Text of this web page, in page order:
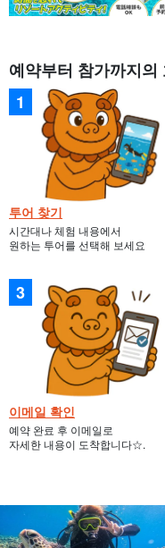
예약부터 참가까지의
투어 찾기
시간대나 체험 내용에서
원하는 투어를 선택해 보세요
이메일 확인
예약 완료 후 이메일로
자세한 내용이 도착합니다☆.